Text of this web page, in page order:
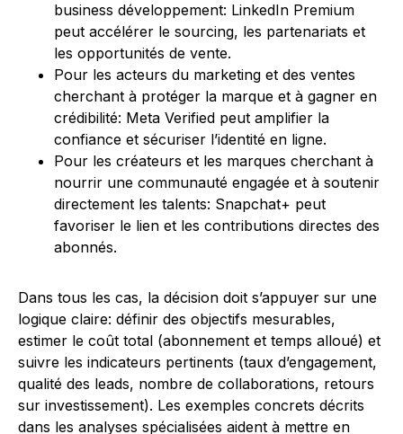
business développement: LinkedIn Premium
peut accélérer le sourcing, les partenariats et
les opportunités de vente.
Pour les acteurs du marketing et des ventes
cherchant à protéger la marque et à gagner en
crédibilité: Meta Verified peut amplifier la
confiance et sécuriser l’identité en ligne.
Pour les créateurs et les marques cherchant à
nourrir une communauté engagée et à soutenir
directement les talents: Snapchat+ peut
favoriser le lien et les contributions directes des
abonnés.
Dans tous les cas, la décision doit s’appuyer sur une
logique claire: définir des objectifs mesurables,
estimer le coût total (abonnement et temps alloué) et
suivre les indicateurs pertinents (taux d’engagement,
qualité des leads, nombre de collaborations, retours
sur investissement). Les exemples concrets décrits
dans les analyses spécialisées aident à mettre en